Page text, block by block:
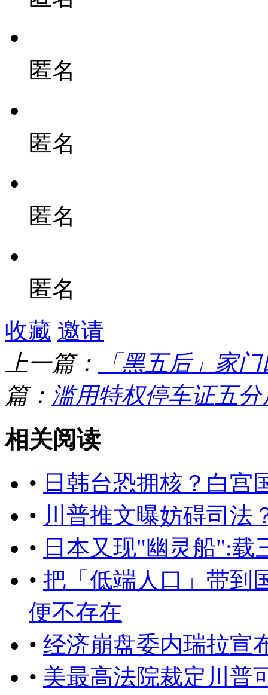
匿名
匿名
匿名
匿名
收藏 邀请
上一篇：
「黑五后」家
篇： 滥用特权停车证五
相关阅读
• 日韩台恐拥核？白宫
• 川普推文曝妨碍司法
• 日本又现"幽灵船":载
• 把「低端人口」带到
便不存在
• 经济崩盘委内瑞拉宣
• 美最高法院裁定川普